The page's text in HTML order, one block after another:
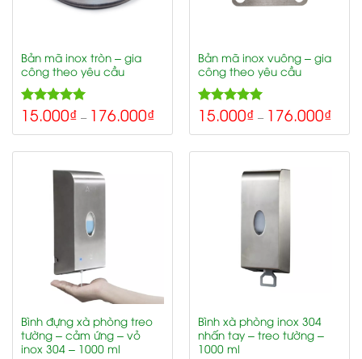
Bản mã inox tròn – gia
công theo yêu cầu
Rated5.00
out of 5
15.000₫ – 176.000₫
Bản mã inox vuông – gia
công theo yêu cầu
Rated5.00
out of 5
15.000₫ – 176.000₫
Bình đựng xà phòng treo
tường – cảm ứng – vỏ
inox 304 – 1000 ml
Bình xà phòng inox 304
nhấn tay – treo tường –
1000 ml